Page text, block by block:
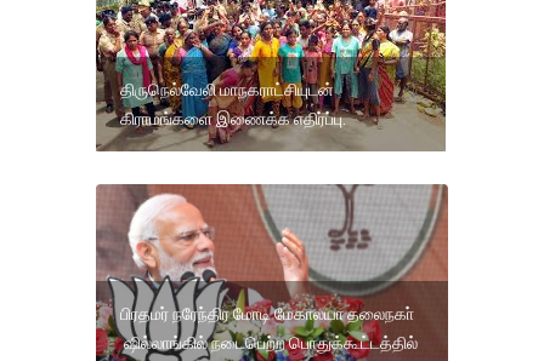
திருநெல்வேலி மாநகராட்சியுடன்
கிராமங்களை இணைக்க எதிர்ப்பு.
பிரதமர் நரேந்திர மோடி மேகாலயா தலைநகா்
ஷில்லாங்கில் நடைபெற்ற பொதுக்கூட்டத்தில்